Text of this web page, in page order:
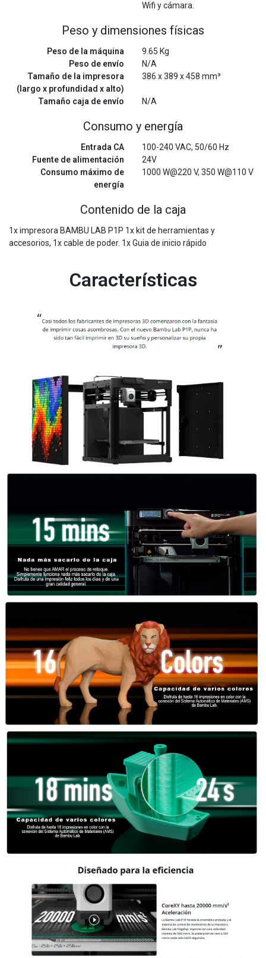
Wifi y cámara.
Peso y dimensiones físicas
Peso de la máquina
9.65 Kg
Peso de envío
N/A
Tamaño de la impresora
(largo x profundidad x alto)
386 x 389 x 458 mm³
Tamaño caja de envío N/A
Consumo y energía
Entrada CA
100-240 VAC, 50/60 Hz
Fuente de alimentación
24V
Consumo máximo de
energía
1000 W@220 V, 350 W@110 V
Contenido de la caja
1x impresora BAMBU LAB P1P 1x kit de herramientas y
accesorios, 1x cable de poder. 1x Guia de inicio rápido
Características